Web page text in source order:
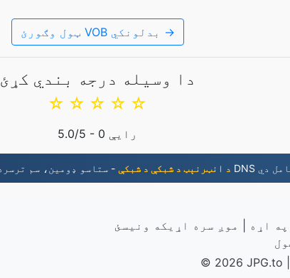
ټول وګورئ VOB بدلونکي →
دا وسیله درجه بندي کړئ
☆
☆
☆
☆
☆
5.0/5 - 0 رایې
د انټرنېټ د شبکې د شبکې
اړه موږ سره اړیکه ونیسئ
© 2026 JPG.to